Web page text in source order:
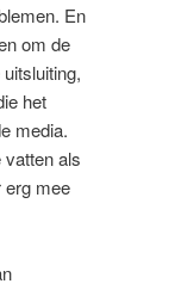
En
om de
het
media.
vatten als
erg mee